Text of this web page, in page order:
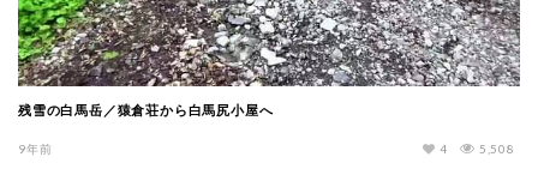
残雪の白馬岳／猿倉荘から白馬尻小屋へ
9年前 5,508
4